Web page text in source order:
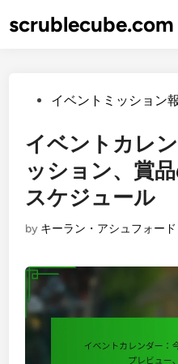
toscrublecube.com
Postedイベントミッション
イベントカレ
ッション、賞
スケジュール
by キーラン・アシュフォード